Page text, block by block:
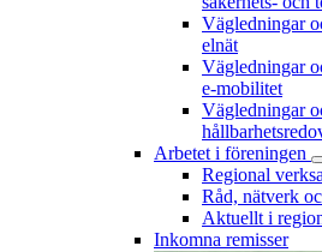
Vägledningar
elnät
Vägledningar
e-mobilitet
Vägledningar
Arbetet i föreningen
Regional
Råd, nätverk
Aktuellt i
Inkomna remisser